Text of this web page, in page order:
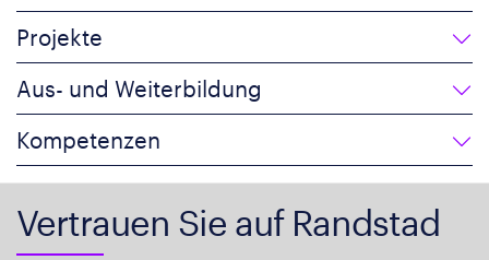
Projekte
Aus- und Weiterbildung
Kompetenzen
Vertrauen Sie auf Randstad